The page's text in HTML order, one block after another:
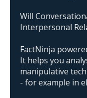
Will
Interpersonal
FactNinja
It helps you
manipulative
- for example in